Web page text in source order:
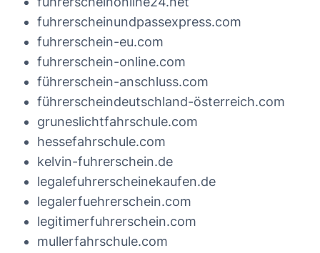
fuhrerscheinundpassexpress.com
fuhrerschein-eu.com
fuhrerschein-online.com
führerschein-anschluss.com
führerscheindeutschland-österreich.com
gruneslichtfahrschule.com
hessefahrschule.com
kelvin-fuhrerschein.de
legalefuhrerscheinekaufen.de
legalerfuehrerschein.com
legitimerfuhrerschein.com
mullerfahrschule.com